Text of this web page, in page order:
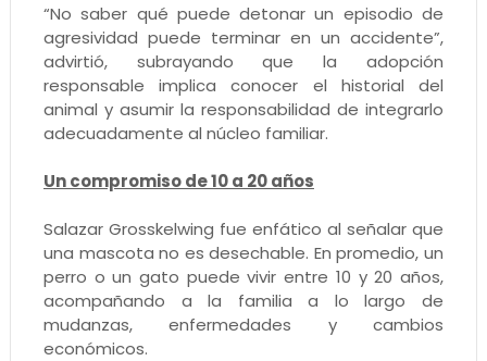
“No saber qué puede detonar un episodio de
agresividad puede terminar en un accidente”,
advirtió, subrayando que la adopción
responsable implica conocer el historial del
animal y asumir la responsabilidad de integrarlo
adecuadamente al núcleo familiar.
Un compromiso de 10 a 20 años
Salazar Grosskelwing fue enfático al señalar que
una mascota no es desechable. En promedio, un
perro o un gato puede vivir entre 10 y 20 años,
acompañando a la familia a lo largo de
mudanzas, enfermedades y cambios
económicos.